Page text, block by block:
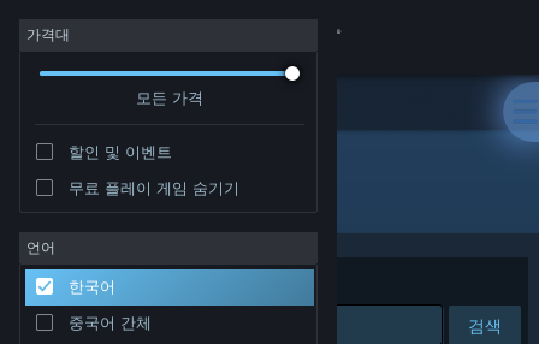
로그인
커뮤니티
정보
지원
가격대
모든 가격
할인 및 이벤트
무료 플레이 게임 숨기기
언어
한국어
중국어 간체
개발자: Dave Del Castillo
정렬 기준 연관성
검색